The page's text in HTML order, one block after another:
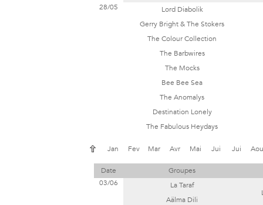
28/05
Lord Diabolik
Gerry Bright & The Stokers
The Colour Collection
The Barbwires
The Mocks
Bee Bee Sea
The Anomalys
Destination Lonely
The Fabulous Heydays
Jan Fev Mar Avr Mai Jui Jui Aou
Date
Groupes
03/06
La Taraf
Aälma Dili